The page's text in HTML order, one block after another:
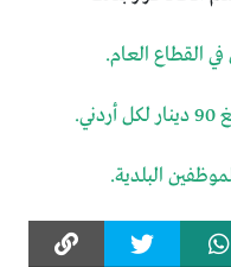
القطاع العام.
البلدية.